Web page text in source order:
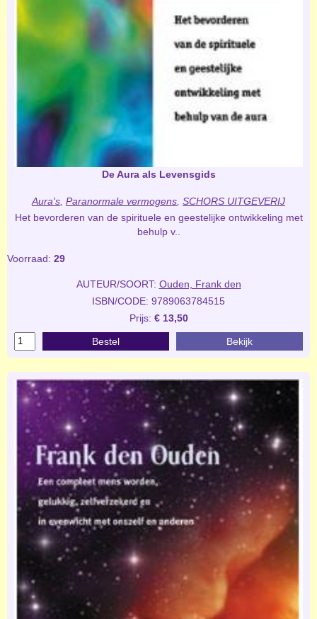
De Aura als Levensgids
Aura's Paranormale vermogens SCHORS UITGEVERIJ
Het bevorderen van de spirituele en geestelijke ontwikkeling met
behulp v..
Voorraad: 29
AUTEUR/SOORT: Ouden, Frank den
ISBN/CODE: 9789063784515
Prijs: € 13,50
Bestel Bekijk